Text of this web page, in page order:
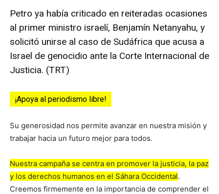
Petro ya había criticado en reiteradas ocasiones
al primer ministro israelí, Benjamín Netanyahu, y
solicitó unirse al caso de Sudáfrica que acusa a
Israel de genocidio ante la Corte Internacional de
Justicia. (TRT)
¡Apoya al periodismo libre!
Su generosidad nos permite avanzar en nuestra misión y
trabajar hacia un futuro mejor para todos.
Nuestra campaña se centra en promover la justicia, la paz
y los derechos humanos en el Sáhara Occidental.
Creemos firmemente en la importancia de comprender el